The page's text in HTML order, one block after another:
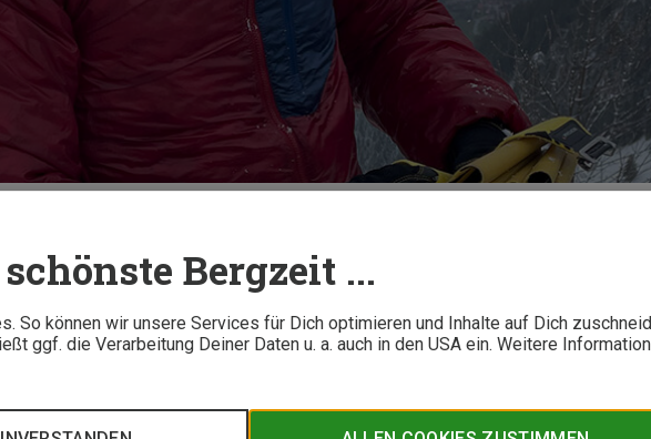
Bergzeit ...
So können wir unsere Services für Dich optimieren und Inhalte auf Dich
ggf. die Verarbeitung Deiner Daten u. a. auch in den USA ein. Weitere
vom Alpinklettern bis zur Skitour alles mitmacht? Mit der Oreus von Mountain
mit innovativer Isolation und top Passform - findet Bergzeit-Tester Fabian.